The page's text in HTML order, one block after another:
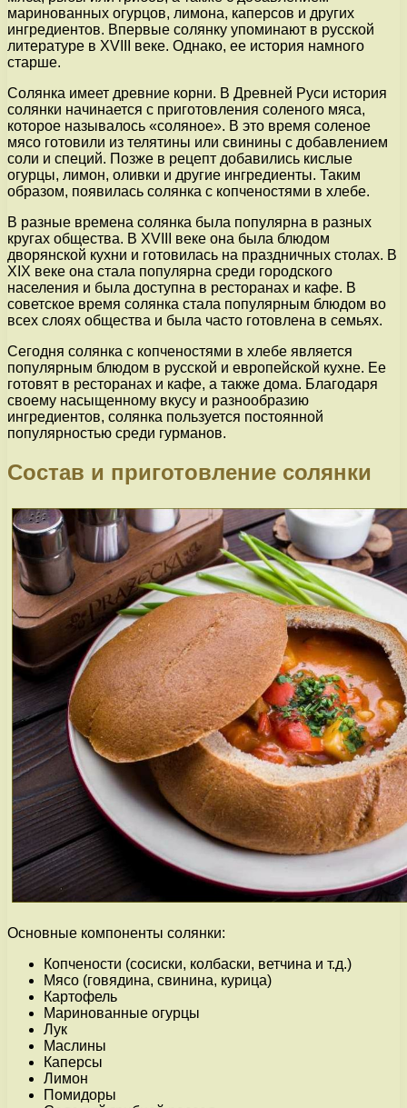
маринованных огурцов, лимона, каперсов и других
ингредиентов. Впервые солянку упоминают в русской
литературе в XVIII веке. Однако, ее история намного
старше.
Солянка имеет древние корни. В Древней Руси история
солянки начинается с приготовления соленого мяса,
которое называлось «соляное». В это время соленое
мясо готовили из телятины или свинины с добавлением
соли и специй. Позже в рецепт добавились кислые
огурцы, лимон, оливки и другие ингредиенты. Таким
образом, появилась солянка с копченостями в хлебе.
В разные времена солянка была популярна в разных
кругах общества. В XVIII веке она была блюдом
дворянской кухни и готовилась на праздничных столах. В
XIX веке она стала популярна среди городского
населения и была доступна в ресторанах и кафе. В
советское время солянка стала популярным блюдом во
всех слоях общества и была часто готовлена в семьях.
Сегодня солянка с копченостями в хлебе является
популярным блюдом в русской и европейской кухне. Ее
готовят в ресторанах и кафе, а также дома. Благодаря
своему насыщенному вкусу и разнообразию
ингредиентов, солянка пользуется постоянной
популярностью среди гурманов.
Состав и приготовление солянки
Основные компоненты солянки:
Копчености (сосиски, колбаски, ветчина и т.д.)
Мясо (говядина, свинина, курица)
Картофель
Маринованные огурцы
Лук
Маслины
Каперсы
Лимон
Помидоры